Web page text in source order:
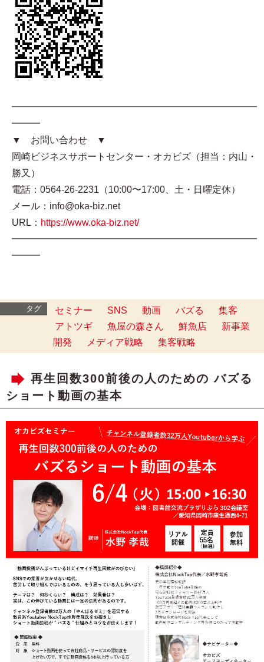
━━━━━━━━━━━━━━━━━━━━━━━━━━
━━━
▼ お問い合わせ ▼
岡崎ビジネスサポートセンター・オカビズ（担当：内山・
勝又）
電話：0564-26-2231（10:00〜17:00、土・日曜定休）
メール：info@oka-biz.net
URL： https://www.oka-biz.net/
━━━━━━━━━━━━━━━━━━━━━━━━━━
━━━
タグ セミナー SNS 動画 バズる
集客
アトツギ
魚屋の森さん 鮮魚店
新事業
開発
メディア戦略 集客戦略
再生回数300前後の人のための バズる
ショート動画の基本